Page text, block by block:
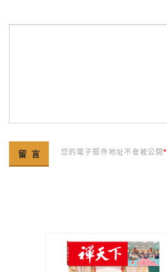
您的電子郵件地址不會被公開*